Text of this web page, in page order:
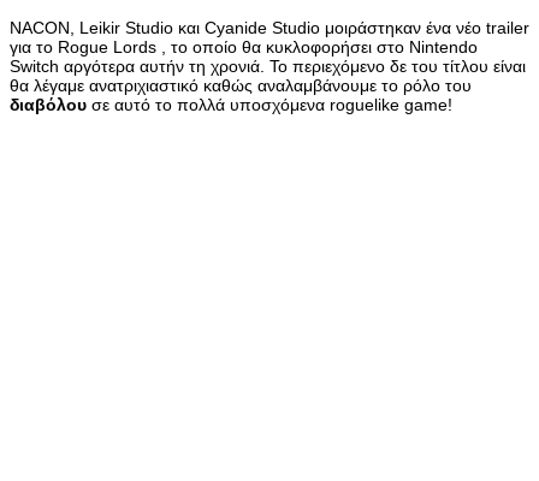
NACON, Leikir Studio και Cyanide Studio μοιράστηκαν ένα νέο trailer
για το Rogue Lords , το οποίο θα κυκλοφορήσει στο Nintendo
Switch αργότερα αυτήν τη χρονιά. Το περιεχόμενο δε του τίτλου είναι
θα λέγαμε ανατριχιαστικό καθώς αναλαμβάνουμε το ρόλο του
διαβόλου σε αυτό το πολλά υποσχόμενα roguelike game!